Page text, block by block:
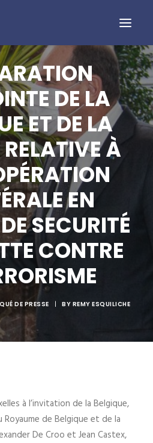
DE LA
ET DE LA
À
EN
SECURITÉ
CONTRE
DE PRESSE | BY REMY ESQUILICHE
à l’invitation de la Belgique,
de Belgique et de la
De Croo et Jean Castex,